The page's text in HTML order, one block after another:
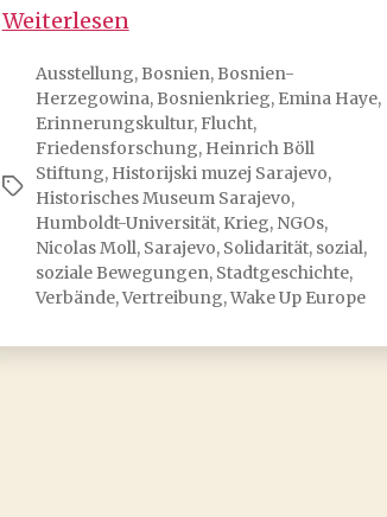
Weiterlesen
Up,
Europe!
Support
and
solidarity
mobilisations
for
Bosnia
Schlagwörter
Ausstellung, Bosnien, Bosnien-
Herzegowina, Bosnienkrieg, Emina Haye,
Erinnerungskultur, Flucht,
Friedensforschung, Heinrich Böll
Stiftung, Historijski muzej Sarajevo,
Historisches Museum Sarajevo,
Humboldt-Universität, Krieg, NGOs,
Nicolas Moll, Sarajevo, Solidarität, sozial,
soziale Bewegungen, Stadtgeschichte,
Verbände,Vertreibung,Wake Up Europe